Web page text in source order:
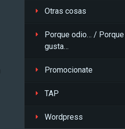
Otras cosas
Porque odio… / Porque
gusta…
Promocionate
TAP
Wordpress